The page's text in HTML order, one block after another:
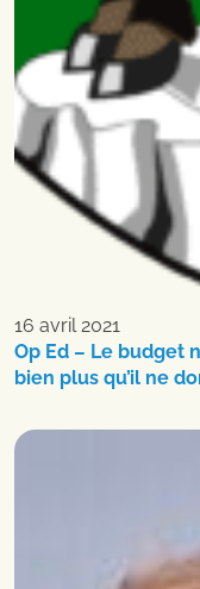
16 avril 2021
Op Ed – Le budget
bien plus qu’il ne